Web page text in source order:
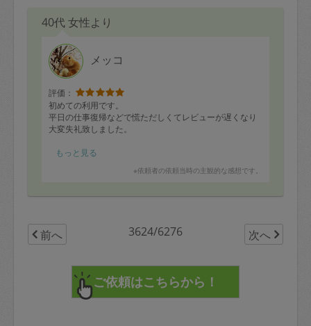
40代 女性より
メッコ
評価：
初めての利用です。
平日の仕事復帰などで慌ただしくてレビューが遅くなり
大変失礼致しました。
乳幼児が3人おり、毎日バタバタ忙しくてずっと放置され
育休中に片付けきれなかったまま、だいぶ乱雑な状態で
らっしゃって手洗い換気の後すぐに取り掛かって下さい
2枠とっていたので、最初にお願いしたのは子ども部屋の
片付け、子どもが自分で片付けやすいように位置変更な
自分ひとりだとアレコレ悩んで動けない私には、相談相
手がいてくれることで変更の判断や物の断捨離が出来て
よかったです！
もっと見る
※依頼者の依頼当時の主観的な感想です。
前へ 3624/6276 次へ